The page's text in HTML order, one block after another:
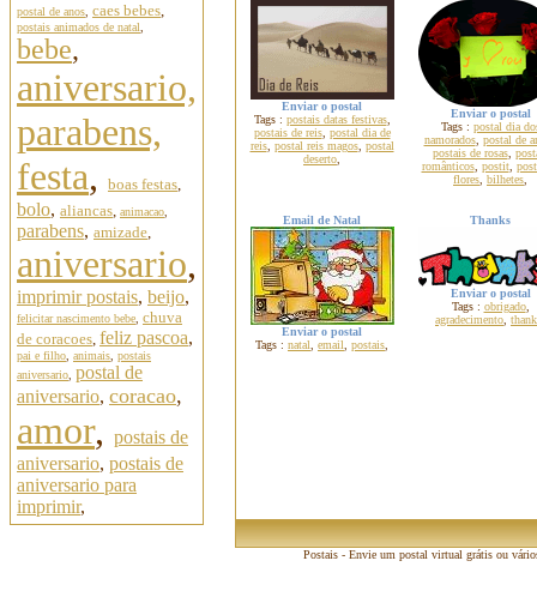
postal de anos caes bebes,
postais animados de natal
bebe,
aniversario,
parabens,
festa, boas festas,
bolo, aliancas, animacao
parabens, amizade,
aniversario,
imprimir postais, beijo,
felicitar nascimento bebe chuva
de coracoes, feliz pascoa,
pai e filho animais postais
aniversario postal de
aniversario, coracao,
amor, postais de
aniversario, postais de
aniversario para
imprimir,
Enviar o postal
Tags : postais datas festivas,
postais de reis, postal dia de
reis, postal reis magos, postal
deserto
Enviar o postal
Tags : postal dia
namorados, postal de
postais de rosas,
românticos, postit,
flores bilhetes
Email de Natal
Enviar o postal
Tags : natal email postais
Thanks
Enviar o postal
Tags : obrigado,
agradecimento
Postais - Envie um postal virtual grátis ou